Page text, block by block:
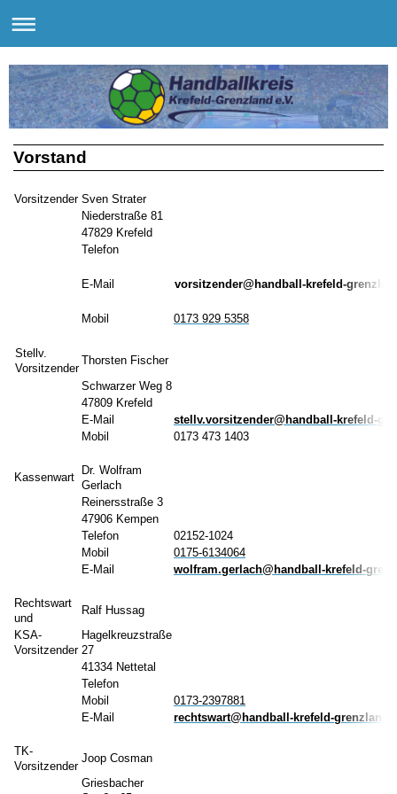
Vorstand
Vorsitzender Sven Strater
Niederstraße 81
47829 Krefeld
Telefon
E-Mail vorsitzender@handball-krefeld-
Mobil 0173 929 5358
Stellv.
Vorsitzender
Thorsten Fischer
Schwarzer Weg 8
47809 Krefeld
E-Mail
stellv.vorsitzender@handball-krefeld-
Mobil
0173 473 1403
Kassenwart
Dr. Wolfram
Gerlach
Reinersstraße 3
47906 Kempen
Telefon
02152-1024
Mobil
0175-6134064
E-Mail
wolfram.gerlach@ handball-krefeld-
Rechtswart
und
Ralf Hussag
KSA-
Vorsitzender
Hagelkreuzstraße
27
41334 Nettetal
Telefon
Mobil
0173-2397881
E-Mail
rechtswart@handball-krefeld-
TK-
Vorsitzender
Joop Cosman
Griesbacher